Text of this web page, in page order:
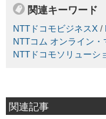
関連キーワード
NTTドコモビジネスX /
NTTコム オンライン
NTTドコモソリューシ
関連記事